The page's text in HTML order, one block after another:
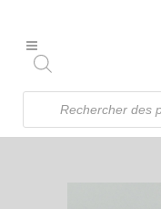
Recherche
produits